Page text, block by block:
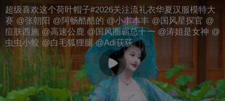
超级喜欢这个荷叶帽子#2026关注流礼衣华夏汉服模特大
赛 @张朝阳 @阿畅酷酷的 @小丰本丰 @国风星探官 @
痘肤西施 @高速公鹿 @国风圈霸总十一 @涛姐是女神 @
虫虫小蛟 @白毛狐狸腿 @Adi荻荻